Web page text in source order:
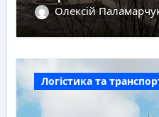
пунктов
Олексій
Логістика та